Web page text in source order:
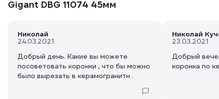
7 отверстий, коронка живая, пока
больше не нужна. Покупал за 818р.
рекомендовавшим спасибо! Всего
доброго!
Gigant DBG 11074 45мм
Николай
24.03.2021
Добрый день. Какие вы можете
посоветовать коронки , что бы можно
было вырезать в керамогранитн .
Николай
23.03.2021
Добрый
коронка по